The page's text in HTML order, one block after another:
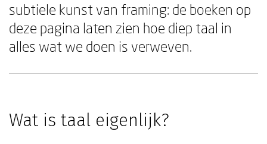
subtiele kunst van framing: de boeken op
deze pagina laten zien hoe diep taal in
alles wat we doen is verweven.
Wat is taal eigenlijk?